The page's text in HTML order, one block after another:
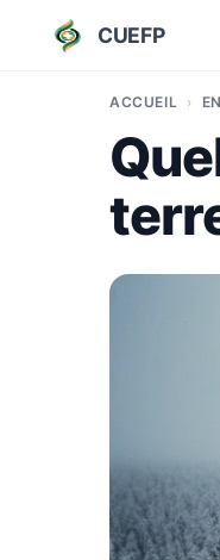
CUEFP
ACCUEIL